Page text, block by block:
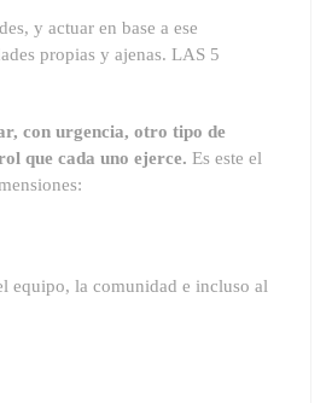
y actuar en base a ese
propias y ajenas. LAS 5
con urgencia, otro tipo de
que cada uno ejerce. Es este el
equipo, la comunidad e incluso al